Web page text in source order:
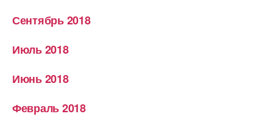
Сентябрь 2018
Июль 2018
Июнь 2018
Февраль 2018